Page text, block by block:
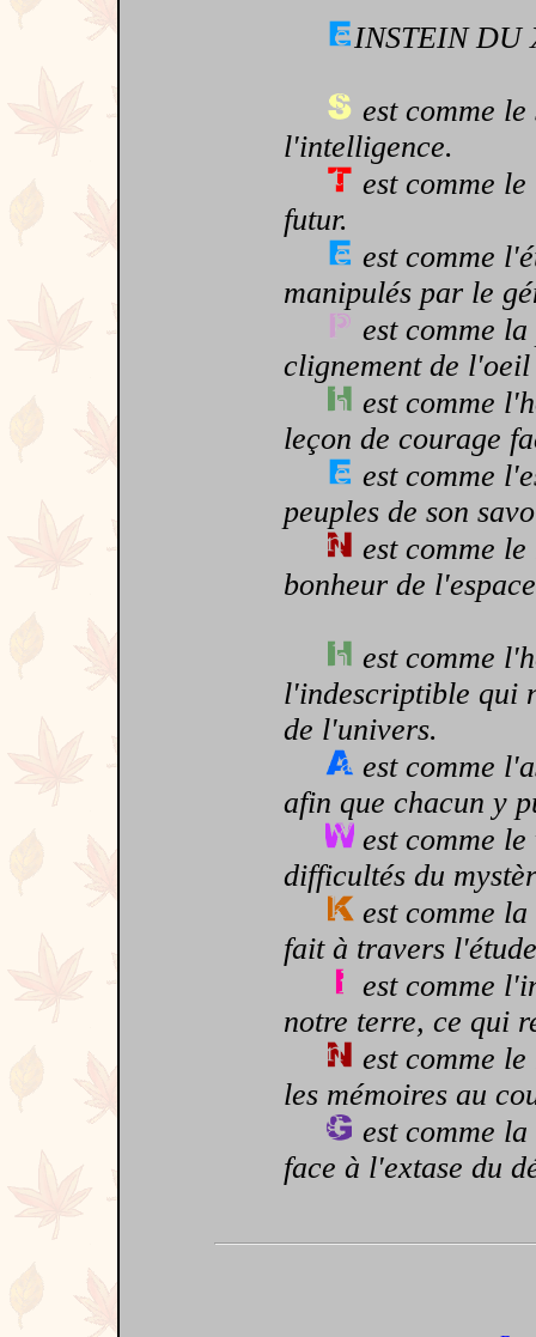
INSTEIN DU
est comme
l'intelligence.
est comme
futur.
est comme
manipulés par le
est comme
clignement de
est comme
leçon de courage
est comme
peuples de son
est comme
bonheur de
est comme
l'indescriptible qui
de l'univers.
est comme
afin que chacun y
est comme
difficultés du
est comme
fait à travers
est comme
notre terre, ce qui
est comme
les mémoires au
est comme
face à l'extase du